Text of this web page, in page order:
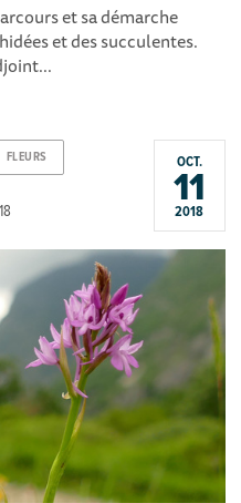
et sa démarche
et des succulentes.
FLEURS OCT.
11
2018